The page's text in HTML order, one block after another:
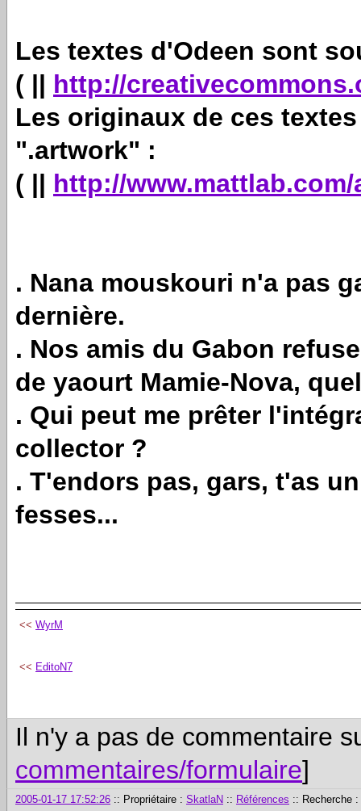
Les textes d'Odeen sont
( || http://
Les originaux de ces
".artwork" :
( || http://
. Nana mouskouri n'a pas
dernière.
. Nos amis du Gabon
de yaourt Mamie-Nova,
. Qui peut me prêter
collector ?
. T'endors pas, gars, t'as
fesses...
<< WyrM
<< EditoN7
Il n'y a pas de commentaire
commentaires/formulaire]
2005-01-17 17:52:26 :: Propriétaire : SkatlaN :: Références :: Recherche :